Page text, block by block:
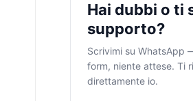
Hai dubbi o ti
supporto?
Scrivimi su WhatsApp
form, niente attese. Ti
direttamente io.